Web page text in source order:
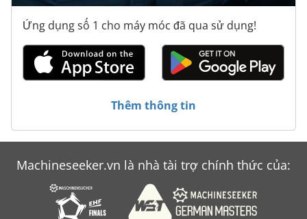
Ứng dụng số 1 cho máy móc đã qua sử dụng!
Thêm thông tin
Machineseeker.vn là nhà tài trợ chính thức của: